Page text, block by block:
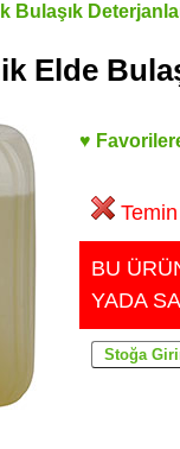
Bulaşık
Elde
♥
BU
YADA